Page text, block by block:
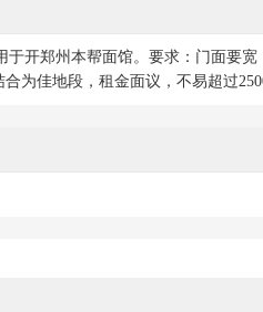
于开郑州本帮面馆。要求：门面要
合为佳地段，租金面议，不易超